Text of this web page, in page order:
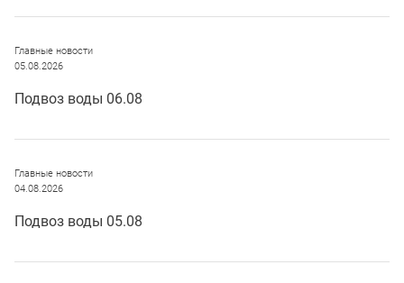
Главные новости
05.08.2026
Подвоз воды 06.08
Главные новости
04.08.2026
Подвоз воды 05.08